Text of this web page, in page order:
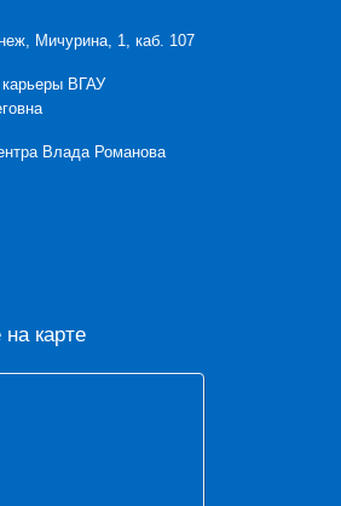
Мичурина, 1, каб. 107
карьеры ВГАУ
Влада Романова
карте